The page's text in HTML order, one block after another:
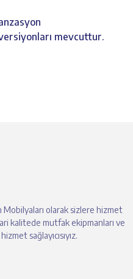
mevcuttur.
olarak sizlere hizmet
kalitede mutfak ekipmanları ve
sağlayıcısıyız.